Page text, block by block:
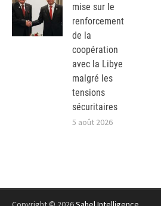
mise sur le
renforcement
de la
coopération
avec la Libye
malgré les
tensions
sécuritaires
5 août 2026